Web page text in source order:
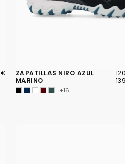
ZAPATILLAS NIRO AZUL
MARINO
+16